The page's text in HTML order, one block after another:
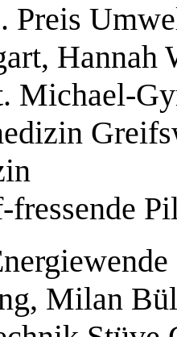
Preis
Hannah
Michael-
Milan